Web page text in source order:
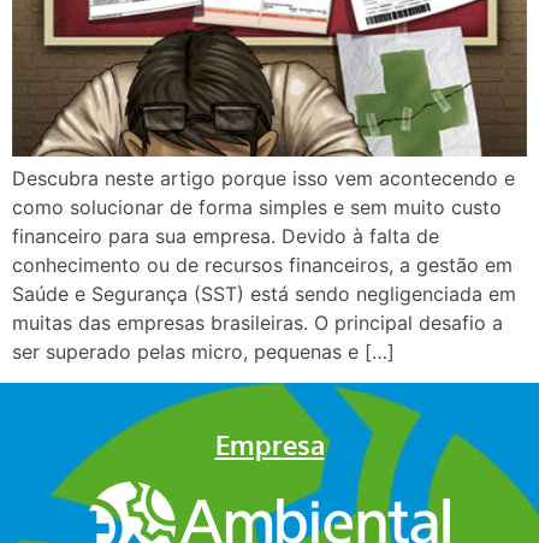
Descubra neste artigo porque isso vem acontecendo e
como solucionar de forma simples e sem muito custo
financeiro para sua empresa. Devido à falta de
conhecimento ou de recursos financeiros, a gestão em
Saúde e Segurança (SST) está sendo negligenciada em
muitas das empresas brasileiras. O principal desafio a
ser superado pelas micro, pequenas e […]
Empresa